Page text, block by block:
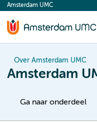
content
Amsterdam UMC
Over Amsterdam UMC
Amsterdam
Ga naar onderdeel